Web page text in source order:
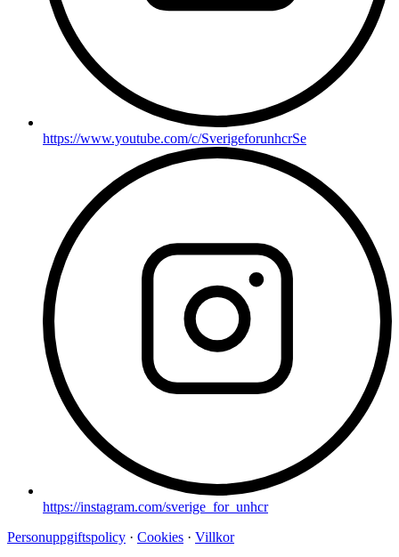
https://www.youtube.com/c/SverigeforunhcrSe
https://instagram.com/sverige_for_unhcr
Personuppgiftspolicy · Cookies · Villkor